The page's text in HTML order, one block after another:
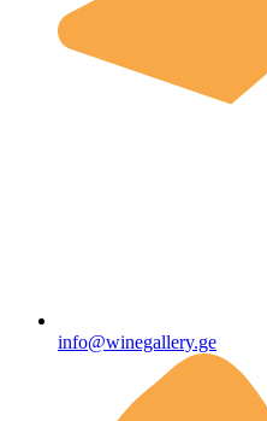
info@winegallery.ge